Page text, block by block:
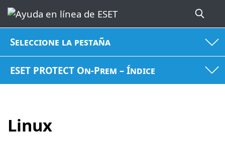
Seleccione la pestaña
ESET PROTECT On-Prem – Índice
Linux